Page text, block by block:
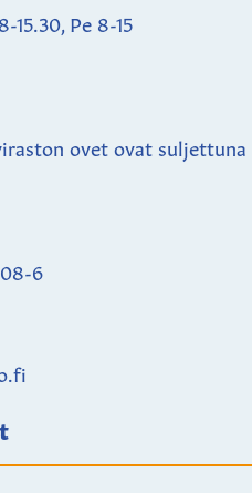
15.30, Pe 8-15
ovet ovat suljettuna
6